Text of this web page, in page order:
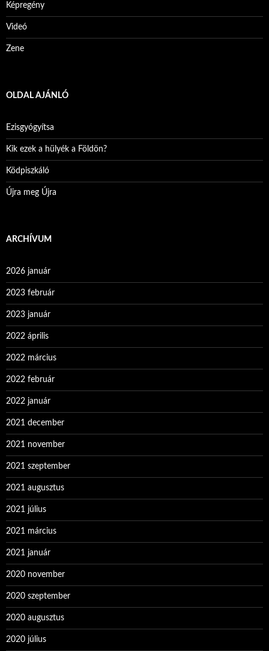
Képregény
Videó
Zene
OLDAL AJÁNLÓ
Ezisgyógyítsa
Kik ezek a hülyék a Földön?
Ködpiszkáló
Újra meg Újra
ARCHÍVUM
2026 január
2023 február
2023 január
2022 április
2022 március
2022 február
2022 január
2021 december
2021 november
2021 szeptember
2021 augusztus
2021 július
2021 március
2021 január
2020 november
2020 szeptember
2020 augusztus
2020 július